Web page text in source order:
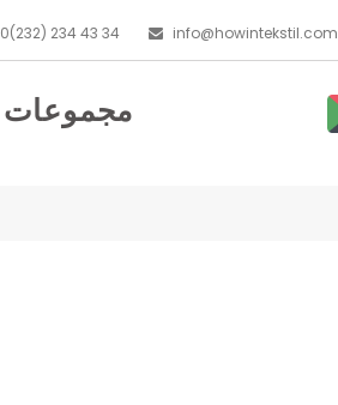
0(232) 234 43 34 info@howintekstil.com
مجموعات